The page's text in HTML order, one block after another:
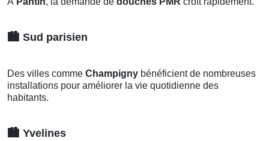
🏙️ Sud parisien
Des villes comme Champigny bénéficient de nombreuses
installations pour améliorer la vie quotidienne des
habitants.
🏙️ Yvelines